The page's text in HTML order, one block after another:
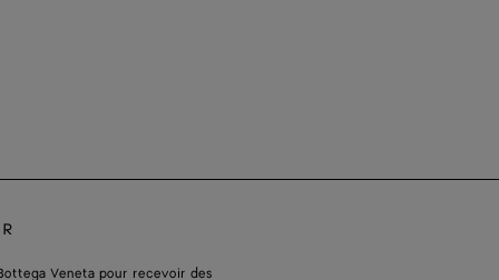
Veneta pour recevoir des